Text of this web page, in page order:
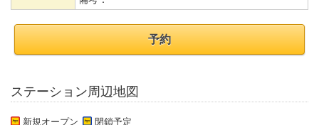
予約
ステーション周辺地図
新規オープン 閉鎖予定